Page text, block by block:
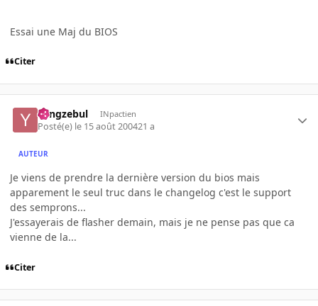
Essai une Maj du BIOS
Citer
Yangzebul INpactien
Posté(e) le 15 août 200421 a
AUTEUR
Je viens de prendre la dernière version du bios mais
apparement le seul truc dans le changelog c'est le support
des semprons...
J'essayerais de flasher demain, mais je ne pense pas que ca
vienne de la...
Citer